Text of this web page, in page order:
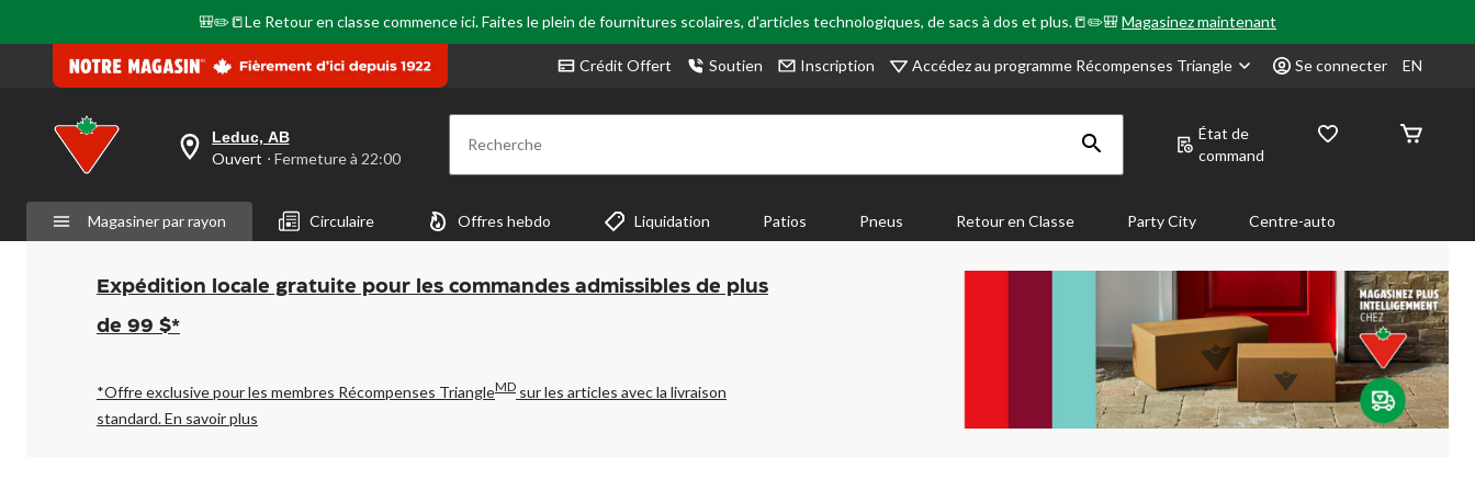
🎒✏️📒Le Retour en classe commence ici. Faites le plein de fournitures scolaires, d'articles technologiques, de sacs à dos et plus.📒✏️🎒Magasinez maintenant
Crédit Offert Soutien Inscription Accédez au programme Récompenses Triangle Se connecter EN
votre
est
Leduc,
AB,
Ouvert,
Fermeture
à
pour
changer
Leduc, AB
Ouvert ⋅ Fermeture à 22:00 Recherche
État de
command
Magasiner par rayon Circulaire Offres hebdo Liquidation Patios Pneus Retour en Classe Party City Centre-auto
Expédition locale gratuite pour les commandes admissibles de plus
de 99 $*
*Offre exclusive pour les membres Récompenses TriangleMD sur les articles avec la livraison
standard.En savoir plus